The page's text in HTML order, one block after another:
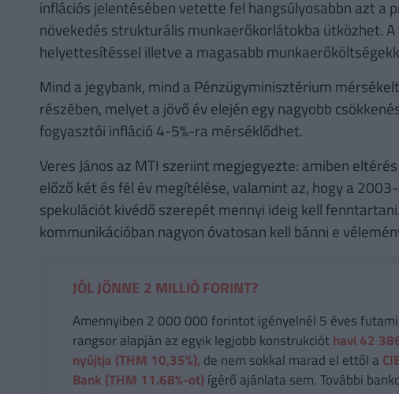
inflációs jelentésében vetette fel hangsúlyosabbn azt a
növekedés strukturális munkaerőkorlátokba ütközhet.
helyettesítéssel illetve a magasabb
Mind a jegybank, mind a Pénzügyminisztérium
részében, melyet a jövő év elején egy nagyobb
fogyasztói infláció 4-5%-ra mérséklődhet.
Veres János az MTI szeriint megjegyezte: amiben
előző két és fél év megítélése, valamint az, hogy a
spekulációt kivédő szerepét mennyi ideig kell
kommunikációban nagyon óvatosan kell bánni e
JÓL JÖNNE 2 MILLIÓ FORINT?
Amennyiben 2 000 000 forintot igényelnél 5 éves
rangsor alapján az egyik legjobb konstrukcióthavi 42
nyújtja (THM 10,35%), de nem sokkal marad el ettől a
Bank (THM 11.68%-ot)ígérő ajánlata sem. További